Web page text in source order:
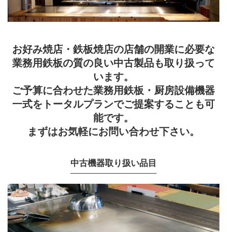
お好み焼店・鉄板焼店の店舗の開業に必要な
業務用鉄板の質の良い中古製品も取り扱って
います。
ご予算に合わせた業務用鉄板・厨房設備機器
一式をトータルプランでご提案することも可
能です。
まずはお気軽にお問い合わせ下さい。
中古機器取り扱い品目